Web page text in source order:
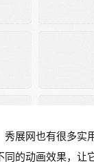
秀展网也有很多实
同的动画效果，让